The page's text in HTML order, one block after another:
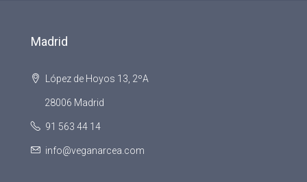
Madrid
López de Hoyos 13, 2ºA
28006 Madrid
91 563 44 14
info@veganarcea.com